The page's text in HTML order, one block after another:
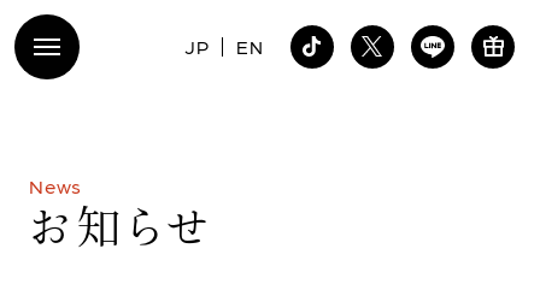
JP EN
News
お 知 ら せ